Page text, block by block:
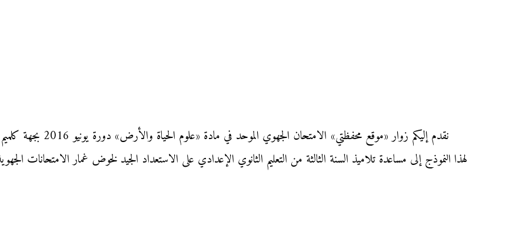
نقدم إليكم زوار «موقع
لهذا النموذج إلى مساعدة تلاميذ السنة الثالثة من التعليم الثانوي الإعدادي على الاستعداد الجيد لخوض غمار الامتحانات